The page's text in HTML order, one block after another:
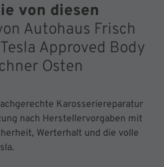
von diesen
Autohaus Frisch
Approved Body
Osten
Karosseriereparatur
nach Herstellervorgaben mit
Werterhalt und die volle